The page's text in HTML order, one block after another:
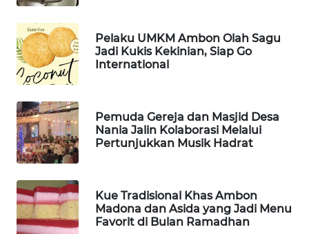
Pelaku UMKM Ambon Olah Sagu
Jadi Kukis Kekinian, Siap Go
International
Pemuda Gereja dan Masjid Desa
Nania Jalin Kolaborasi Melalui
Pertunjukkan Musik Hadrat
Kue Tradisional Khas Ambon
Madona dan Asida yang Jadi Menu
Favorit di Bulan Ramadhan
KOPEKLIN
PORTAL
KONSUMEN
FORWAMKI
ALPERKLINAS
FORJASIDA
TAMBANG